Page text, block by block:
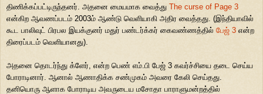
திணிக்கப்பட்டிருந்தனர். அதனை மையமாக வைத்து The curse of Page 3
என்கிற ஆவணப்படம் 2003ம் ஆண்டு வெளியாகி அதிர வைத்தது. (இந்தியாவில்
கூட பாலிவுட் பிரபல இயக்குனர் மதுர் பண்டர்க்கர் கைவண்ணத்தில் பேஜ் 3 என்ற
திரைப்படம் வெளியானது).
அதனை தொடர்ந்து க்ளேர், என்ற பெண் எம்.பி பேஜ் 3 கவர்ச்சியை தடை செய்ய
போராடினார். ஆனால் ஆணாதிக்க சண்முகம் அவரை கேலி செய்தது.
தனியொரு ஆளாக போராடிய அவருடைய மசோதா பாராளுமன்றத்தில்